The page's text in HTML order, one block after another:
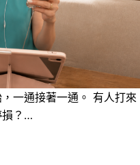
一通接著一通。 有人打來
損？…